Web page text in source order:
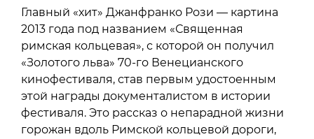
Главный «хит» Джанфранко Рози — картина
2013 года под названием «Священная
римская кольцевая», с которой он получил
«Золотого льва» 70-го Венецианского
кинофестиваля, став первым удостоенным
этой награды документалистом в истории
фестиваля. Это рассказ о непарадной жизни
горожан вдоль Римской кольцевой дороги,